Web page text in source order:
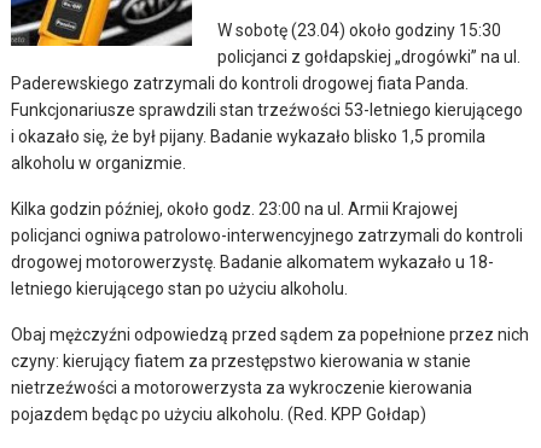
W sobotę (23.04) około godziny 15:30
policjanci z gołdapskiej „drogówki” na ul.
Paderewskiego zatrzymali do kontroli drogowej fiata Panda.
Funkcjonariusze sprawdzili stan trzeźwości 53-letniego kierującego
i okazało się, że był pijany. Badanie wykazało blisko 1,5 promila
alkoholu w organizmie.
Kilka godzin później, około godz. 23:00 na ul. Armii Krajowej
policjanci ogniwa patrolowo-interwencyjnego zatrzymali do kontroli
drogowej motorowerzystę. Badanie alkomatem wykazało u 18-
letniego kierującego stan po użyciu alkoholu.
Obaj mężczyźni odpowiedzą przed sądem za popełnione przez nich
czyny: kierujący fiatem za przestępstwo kierowania w stanie
nietrzeźwości a motorowerzysta za wykroczenie kierowania
pojazdem będąc po użyciu alkoholu. (Red. KPP Gołdap)